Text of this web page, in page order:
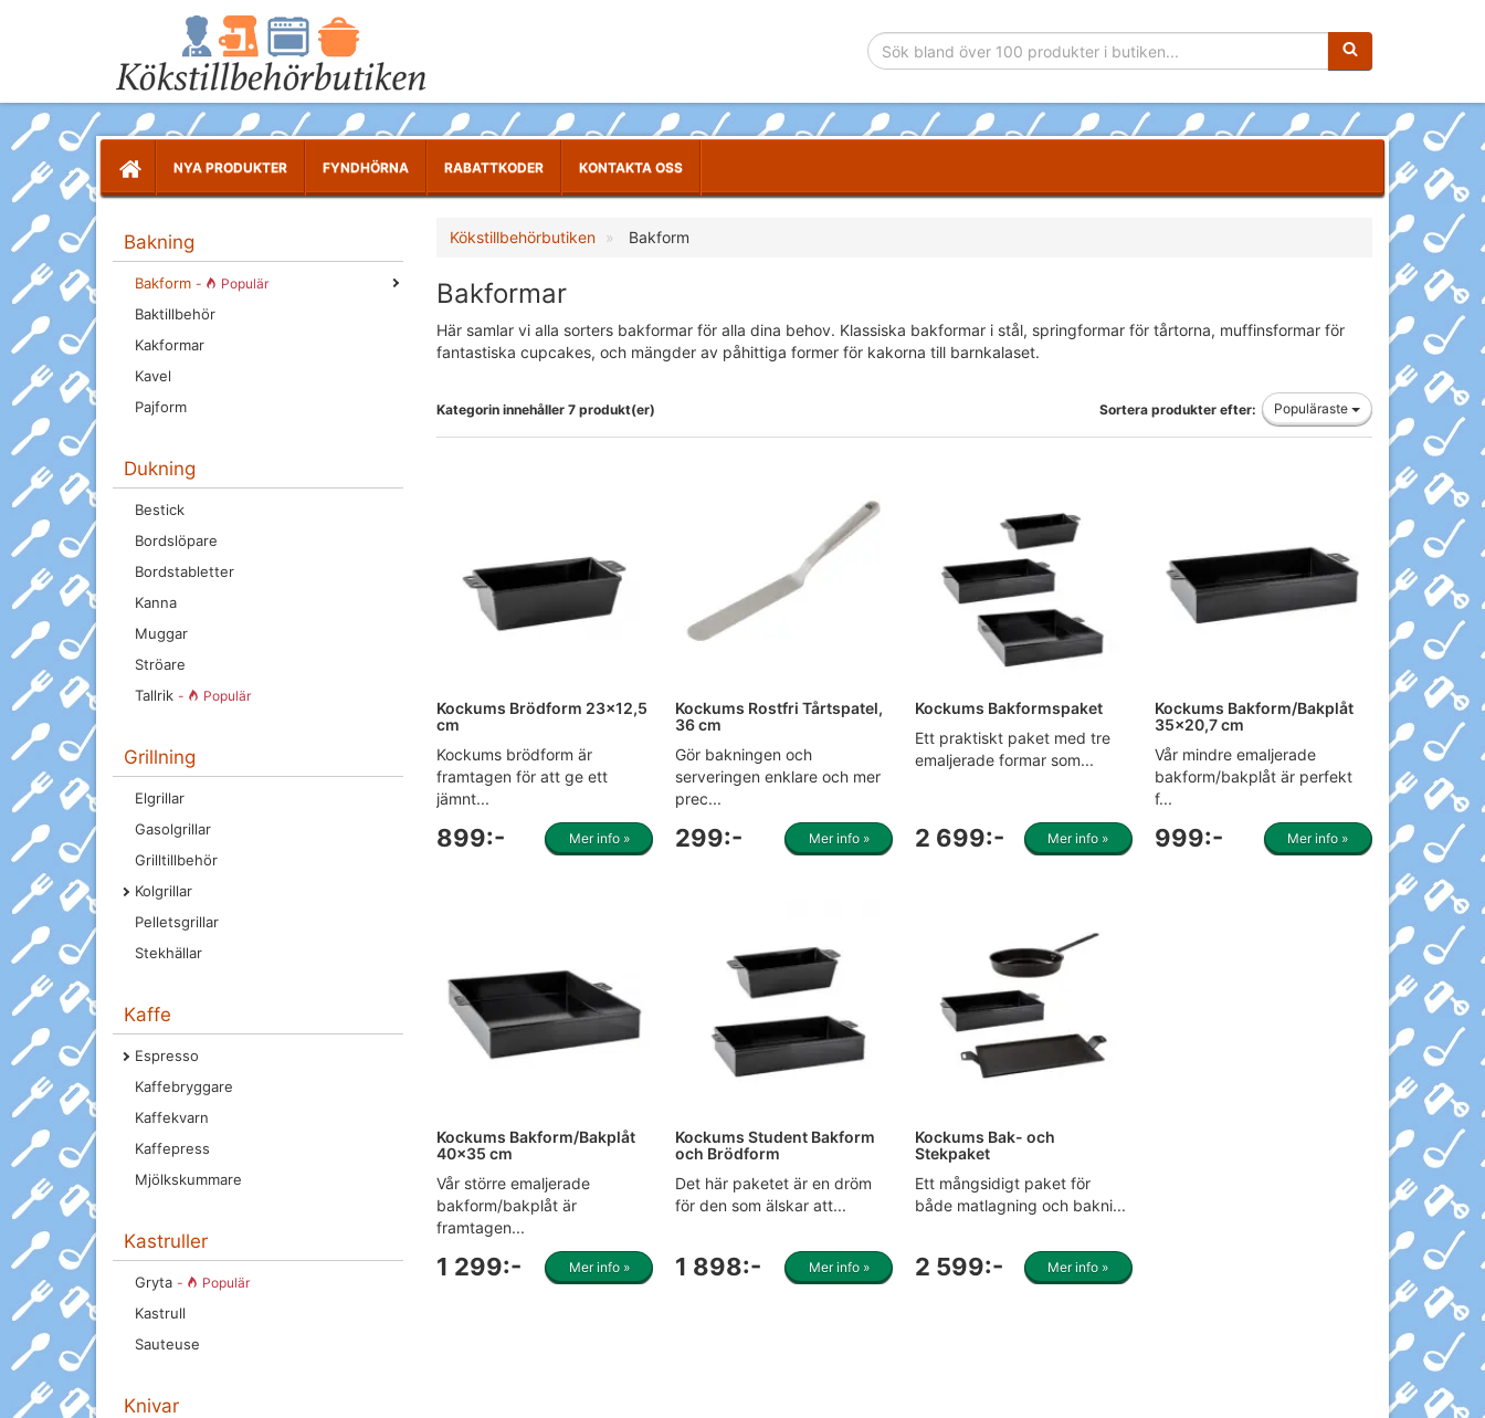
Sökfras:
NYA PRODUKTER FYNDHÖRNA RABATTKODER KONTAKTA OSS
Bakning
Bakform - Populär
Baktillbehör
Kakformar
Kavel
Pajform
Dukning
Bestick
Bordslöpare
Bordstabletter
Kanna
Muggar
Ströare
Tallrik - Populär
Grillning
Elgrillar
Gasolgrillar
Grilltillbehör
Kolgrillar
Pelletsgrillar
Stekhällar
Kaffe
Espresso
Kaffebryggare
Kaffekvarn
Kaffepress
Mjölkskummare
Kastruller
Gryta - Populär
Kastrull
Sauteuse
Knivar
Kökstillbehörbutiken Bakform
Bakformar
Här samlar vi alla sorters bakformar för alla dina behov. Klassiska bakformar i stål, springformar för tårtorna, muffinsformar för
fantastiska cupcakes, och mängder av påhittiga former för kakorna till barnkalaset.
Kategorin innehåller 7 produkt(er) Sortera produkter efter: Populäraste
Kockums Brödform 23x12,5
cm
Kockums brödform är
framtagen för att ge ett
jämnt...
899:- Mer info »
Kockums Rostfri Tårtspatel,
36 cm
Gör bakningen och
serveringen enklare och mer
prec...
299:- Mer info »
Kockums Bakformspaket
Ett praktiskt paket med tre
emaljerade formar som...
2 699:- Mer info »
Kockums Bakform/Bakplåt
35x20,7 cm
Vår mindre emaljerade
bakform/bakplåt är perfekt
f...
999:- Mer info »
Kockums Bakform/Bakplåt
40x35 cm
Vår större emaljerade
bakform/bakplåt är
framtagen...
1 299:- Mer info »
Kockums Student Bakform
och Brödform
Det här paketet är en dröm
för den som älskar att...
1 898:- Mer info »
Kockums Bak- och
Stekpaket
Ett mångsidigt paket för
både matlagning och bakni...
2 599:- Mer info »